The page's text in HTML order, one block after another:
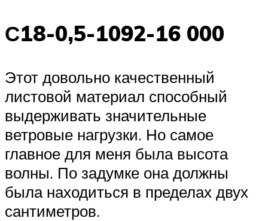
С18-0,5-1092-16 000
Этот довольно качественный
листовой материал способный
выдерживать значительные
ветровые нагрузки. Но самое
главное для меня была высота
волны. По задумке она должны
была находиться в пределах двух
сантиметров.